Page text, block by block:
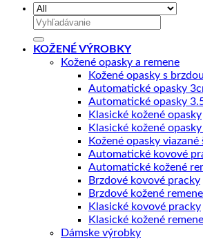
Hľadať:
KOŽENÉ VÝROBKY
Kožené opasky a remene
Kožené opasky s brzdou
Automatické opasky
Automatické opasky
Klasické kožené opasky
Klasické kožené
Kožené opasky viazané
Automatické kovové
Automatické kožené
Brzdové kovové pracky
Brzdové kožené remene
Klasické kovové pracky
Klasické kožené remene
Dámske výrobky